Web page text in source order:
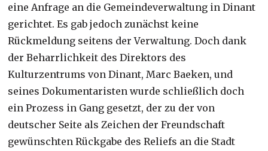
eine Anfrage an die Gemeindeverwaltung in Dinant
gerichtet. Es gab jedoch zunächst keine
Rückmeldung seitens der Verwaltung. Doch dank
der Beharrlichkeit des Direktors des
Kulturzentrums von Dinant, Marc Baeken, und
seines Dokumentaristen wurde schließlich doch
ein Prozess in Gang gesetzt, der zu der von
deutscher Seite als Zeichen der Freundschaft
gewünschten Rückgabe des Reliefs an die Stadt